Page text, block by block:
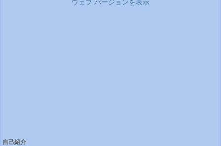
ウェブ バージョンを表示
自己紹介